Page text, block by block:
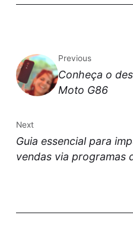
Previous
Conheça o
Moto G86
Next
Guia essencial para
vendas via programas